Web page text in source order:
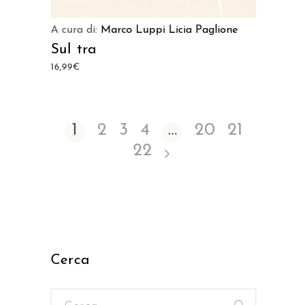
A cura di: Marco Luppi Licia Paglione
Sul tra
16,99€
1 2 3 4 … 20
21
22
Cerca